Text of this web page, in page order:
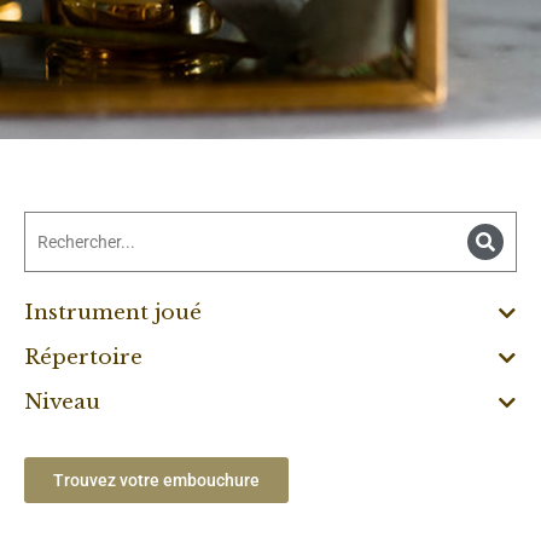
Instrument joué
Répertoire
Niveau
Trouvez votre embouchure